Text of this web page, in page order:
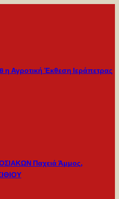
Αγροτική Έκθεση Ιεράπετρας
Παχειά Άμμος,